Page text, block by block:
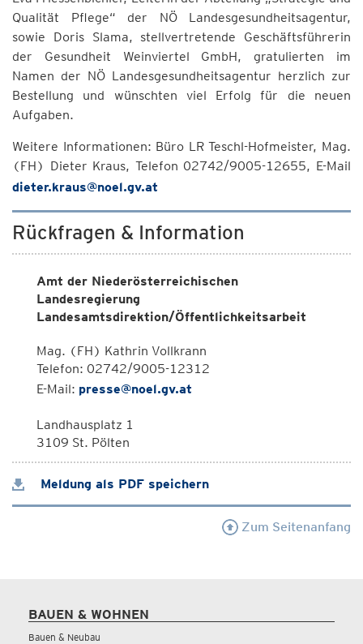
Qualität Pflege“ der NÖ Landesgesundheitsagentur,
sowie Doris Slama, stellvertretende Geschäftsführerin
der Gesundheit Weinviertel GmbH, gratulierten im
Namen der NÖ Landesgesundheitsagentur herzlich zur
Bestellung und wünschten viel Erfolg für die neuen
Aufgaben.
Weitere Informationen: Büro LR Teschl-Hofmeister, Mag.
(FH) Dieter Kraus, Telefon 02742/9005-12655, E-Mail
dieter.kraus@noel.gv.at
Rückfragen & Information
Amt der Niederösterreichischen
Landesregierung
Landesamtsdirektion/Öffentlichkeitsarbeit
Mag. (FH) Kathrin Vollkrann
Telefon: 02742/9005-12312
E-Mail: presse@noel.gv.at
Landhausplatz 1
3109 St. Pölten
Meldung als PDF speichern
Zum Seitenanfang
BAUEN & WOHNEN
Bauen & Neubau